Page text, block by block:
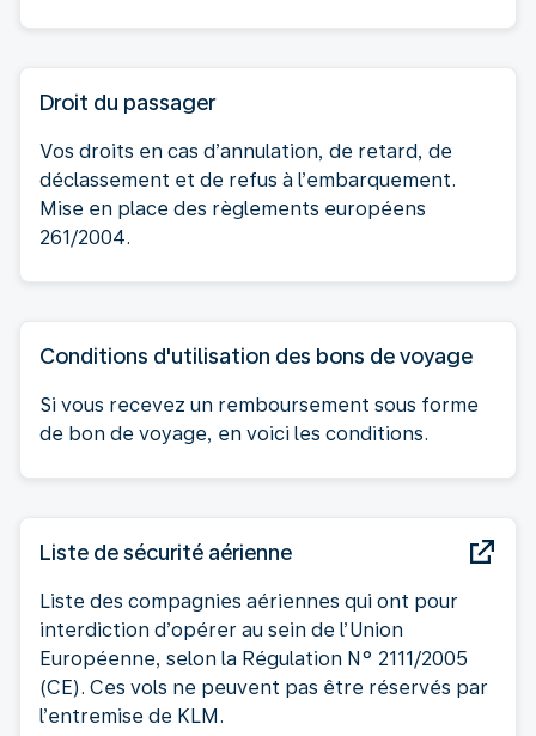
Droit du passager
Vos droits en cas d’annulation, de retard, de
déclassement et de refus à l’embarquement.
Mise en place des règlements européens
261/2004.
Conditions d'utilisation des bons de voyage
Si vous recevez un remboursement sous forme
de bon de voyage, en voici les conditions.
Liste de sécurité aérienne
Liste des compagnies aériennes qui ont pour
interdiction d’opérer au sein de l’Union
Européenne, selon la Régulation N° 2111/2005
(CE). Ces vols ne peuvent pas être réservés par
l’entremise de KLM.